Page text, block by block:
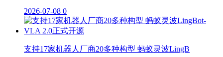
2026-07-08 0
支持17家机器人厂商20多种构型 蚂蚁灵波LingB